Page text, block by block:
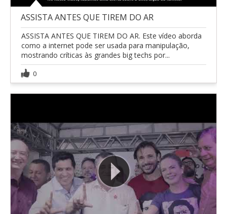
ASSISTA ANTES QUE TIREM DO AR
ASSISTA ANTES QUE TIREM DO AR. Este vídeo aborda
como a internet pode ser usada para manipulação,
mostrando críticas às grandes big techs por...
0